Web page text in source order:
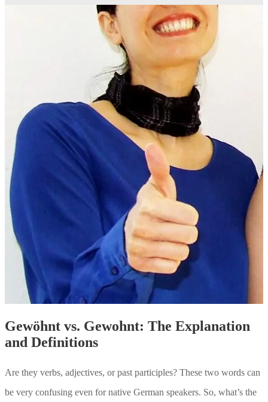
Gewöhnt vs. Gewohnt: The Explanation
and Definitions
Are they verbs, adjectives, or past participles? These two words can
be very confusing even for native German speakers. So, what’s the